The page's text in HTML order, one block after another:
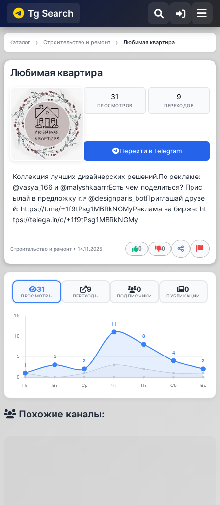
Tg Searсh
Каталог Строительство и ремонт Любимая квартира
Любимая квартира
31
ПРОСМОТРОВ
9
ПЕРЕХОДОВ
Перейти в Telegram
Коллекция лучших дизайнерских решений.По рекламе:
@vasya_166 и @malyshkaarrrЕсть чем поделиться? Прис
ылай в предложку 👉 @designparis_botПриглашай друзе
й: https://t.me/+1f9tPsg1MBRkNGMyРеклама на бирже: ht
tps://telega.in/c/+1f9tPsg1MBRkNGMy
Строительство и ремонт • 14.11.2025 0 0
31
ПРОСМОТРЫ
9
ПЕРЕХОДЫ
0
ПОДПИСЧИКИ
0
ПУБЛИКАЦИИ
Похожие каналы: